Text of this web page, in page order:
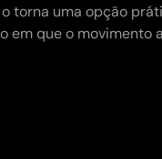
torna uma opção
em que o movimento